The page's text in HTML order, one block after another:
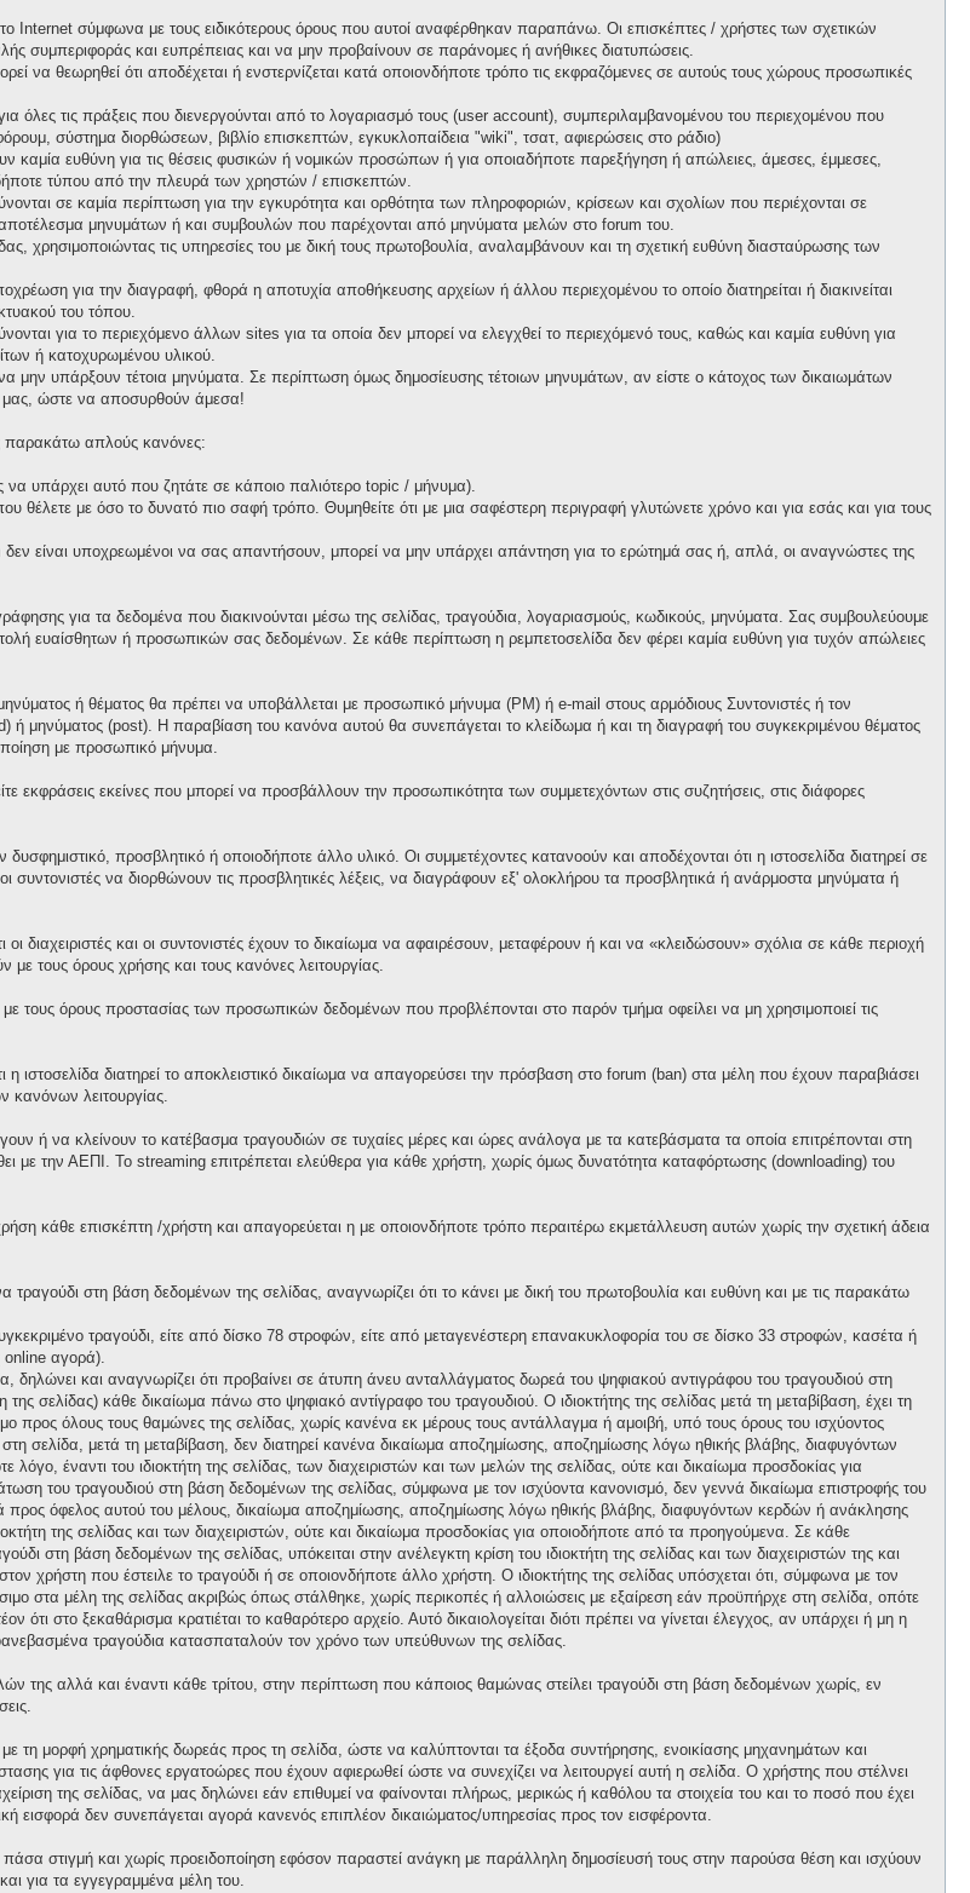
Internet σύμφωνα με τους ειδικότερους όρους που αυτοί αναφέρθηκαν παραπάνω. Οι επισκέπτες / χρήστες των σχετικών
συμπεριφοράς και ευπρέπειας και να μην προβαίνουν σε παράνομες ή ανήθικες διατυπώσεις.
να θεωρηθεί ότι αποδέχεται ή ενστερνίζεται κατά οποιονδήποτε τρόπο τις εκφραζόμενες σε αυτούς τους χώρους προσωπικές
όλες τις πράξεις που διενεργούνται από το λογαριασμό τους (user account), συμπεριλαμβανομένου του περιεχομένου που
σύστημα διορθώσεων, βιβλίο επισκεπτών, εγκυκλοπαίδεια "wiki", τσατ, αφιερώσεις στο ράδιο)
καμία ευθύνη για τις θέσεις φυσικών ή νομικών προσώπων ή για οποιαδήποτε παρεξήγηση ή απώλειες, άμεσες, έμμεσες,
τύπου από την πλευρά των χρηστών / επισκεπτών.
σε καμία περίπτωση για την εγκυρότητα και ορθότητα των πληροφοριών, κρίσεων και σχολίων που περιέχονται σε
αποτέλεσμα μηνυμάτων ή και συμβουλών που παρέχονται από μηνύματα μελών στο forum του.
χρησιμοποιώντας τις υπηρεσίες του με δική τους πρωτοβουλία, αναλαμβάνουν και τη σχετική ευθύνη διασταύρωσης των
για την διαγραφή, φθορά η αποτυχία αποθήκευσης αρχείων ή άλλου περιεχομένου το οποίο διατηρείται ή διακινείται
του τόπου.
για το περιεχόμενο άλλων sites για τα οποία δεν μπορεί να ελεγχθεί το περιεχόμενό τους, καθώς και καμία ευθύνη για
ή κατοχυρωμένου υλικού.
μην υπάρξουν τέτοια μηνύματα. Σε περίπτωση όμως δημοσίευσης τέτοιων μηνυμάτων, αν είστε ο κάτοχος των δικαιωμάτων
μας, ώστε να αποσυρθούν άμεσα!
παρακάτω απλούς κανόνες:
υπάρχει αυτό που ζητάτε σε κάποιο παλιότερο topic / μήνυμα).
θέλετε με όσο το δυνατό πιο σαφή τρόπο. Θυμηθείτε ότι με μια σαφέστερη περιγραφή γλυτώνετε χρόνο και για εσάς και για τους
δεν είναι υποχρεωμένοι να σας απαντήσουν, μπορεί να μην υπάρχει απάντηση για το ερώτημά σας ή, απλά, οι αναγνώστες της
για τα δεδομένα που διακινούνται μέσω της σελίδας, τραγούδια, λογαριασμούς, κωδικούς, μηνύματα. Σας συμβουλεύουμε
ευαίσθητων ή προσωπικών σας δεδομένων. Σε κάθε περίπτωση η ρεμπετοσελίδα δεν φέρει καμία ευθύνη για τυχόν απώλειες
ή θέματος θα πρέπει να υποβάλλεται με προσωπικό μήνυμα (PM) ή e-mail στους αρμόδιους Συντονιστές ή τον
ή μηνύματος (post). Η παραβίαση του κανόνα αυτού θα συνεπάγεται το κλείδωμα ή και τη διαγραφή του συγκεκριμένου θέματος
με προσωπικό μήνυμα.
εκφράσεις εκείνες που μπορεί να προσβάλλουν την προσωπικότητα των συμμετεχόντων στις συζητήσεις, στις διάφορες
προσβλητικό ή οποιοδήποτε άλλο υλικό. Οι συμμετέχοντες κατανοούν και αποδέχονται ότι η ιστοσελίδα διατηρεί σε
συντονιστές να διορθώνουν τις προσβλητικές λέξεις, να διαγράφουν εξ' ολοκλήρου τα προσβλητικά ή ανάρμοστα μηνύματα ή
οι διαχειριστές και οι συντονιστές έχουν το δικαίωμα να αφαιρέσουν, μεταφέρουν ή και να «κλειδώσουν» σχόλια σε κάθε περιοχή
τους όρους χρήσης και τους κανόνες λειτουργίας.
τους όρους προστασίας των προσωπικών δεδομένων που προβλέπονται στο παρόν τμήμα οφείλει να μη χρησιμοποιεί τις
η ιστοσελίδα διατηρεί το αποκλειστικό δικαίωμα να απαγορεύσει την πρόσβαση στο forum (ban) στα μέλη που έχουν παραβιάσει
λειτουργίας.
ή να κλείνουν το κατέβασμα τραγουδιών σε τυχαίες μέρες και ώρες ανάλογα με τα κατεβάσματα τα οποία επιτρέπονται στη
με την ΑΕΠΙ. Το streaming επιτρέπεται ελεύθερα για κάθε χρήστη, χωρίς όμως δυνατότητα καταφόρτωσης (downloading) του
κάθε επισκέπτη /χρήστη και απαγορεύεται η με οποιονδήποτε τρόπο περαιτέρω εκμετάλλευση αυτών χωρίς την σχετική άδεια
τραγούδι στη βάση δεδομένων της σελίδας, αναγνωρίζει ότι το κάνει με δική του πρωτοβουλία και ευθύνη και με τις παρακάτω
τραγούδι, είτε από δίσκο 78 στροφών, είτε από μεταγενέστερη επανακυκλοφορία του σε δίσκο 33 στροφών, κασέτα ή
online αγορά).
δηλώνει και αναγνωρίζει ότι προβαίνει σε άτυπη άνευ ανταλλάγματος δωρεά του ψηφιακού αντιγράφου του τραγουδιού στη
της σελίδας) κάθε δικαίωμα πάνω στο ψηφιακό αντίγραφο του τραγουδιού. Ο ιδιοκτήτης της σελίδας μετά τη μεταβίβαση, έχει τη
προς όλους τους θαμώνες της σελίδας, χωρίς κανένα εκ μέρους τους αντάλλαγμα ή αμοιβή, υπό τους όρους του ισχύοντος
σελίδα, μετά τη μεταβίβαση, δεν διατηρεί κανένα δικαίωμα αποζημίωσης, αποζημίωσης λόγω ηθικής βλάβης, διαφυγόντων
έναντι του ιδιοκτήτη της σελίδας, των διαχειριστών και των μελών της σελίδας, ούτε και δικαίωμα προσδοκίας για
του τραγουδιού στη βάση δεδομένων της σελίδας, σύμφωνα με τον ισχύοντα κανονισμό, δεν γεννά δικαίωμα επιστροφής του
προς όφελος αυτού του μέλους, δικαίωμα αποζημίωσης, αποζημίωσης λόγω ηθικής βλάβης, διαφυγόντων κερδών ή ανάκλησης
της σελίδας και των διαχειριστών, ούτε και δικαίωμα προσδοκίας για οποιοδήποτε από τα προηγούμενα. Σε κάθε
στη βάση δεδομένων της σελίδας, υπόκειται στην ανέλεγκτη κρίση του ιδιοκτήτη της σελίδας και των διαχειριστών της και
χρήστη που έστειλε το τραγούδι ή σε οποιονδήποτε άλλο χρήστη. Ο ιδιοκτήτης της σελίδας υπόσχεται ότι, σύμφωνα με τον
στα μέλη της σελίδας ακριβώς όπως στάλθηκε, χωρίς περικοπές ή αλλοιώσεις με εξαίρεση εάν προϋπήρχε στη σελίδα, οπότε
στο ξεκαθάρισμα κρατιέται το καθαρότερο αρχείο. Αυτό δικαιολογείται διότι πρέπει να γίνεται έλεγχος, αν υπάρχει ή μη η
τραγούδια κατασπαταλούν τον χρόνο των υπεύθυνων της σελίδας.
της αλλά και έναντι κάθε τρίτου, στην περίπτωση που κάποιος θαμώνας στείλει τραγούδι στη βάση δεδομένων χωρίς, εν
με τη μορφή χρηματικής δωρεάς προς τη σελίδα, ώστε να καλύπτονται τα έξοδα συντήρησης, ενοικίασης μηχανημάτων και
για τις άφθονες εργατοώρες που έχουν αφιερωθεί ώστε να συνεχίζει να λειτουργεί αυτή η σελίδα. Ο χρήστης που στέλνει
της σελίδας, να μας δηλώνει εάν επιθυμεί να φαίνονται πλήρως, μερικώς ή καθόλου τα στοιχεία του και το ποσό που έχει
εισφορά δεν συνεπάγεται αγορά κανενός επιπλέον δικαιώματος/υπηρεσίας προς τον εισφέροντα.
στιγμή και χωρίς προειδοποίηση εφόσον παραστεί ανάγκη με παράλληλη δημοσίευσή τους στην παρούσα θέση και ισχύουν
για τα εγγεγραμμένα μέλη του.